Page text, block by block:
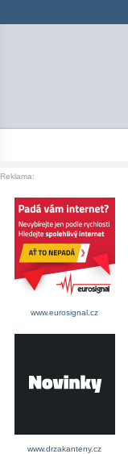
Reklama:
www.eurosignal.cz
www.drzakanteny.cz